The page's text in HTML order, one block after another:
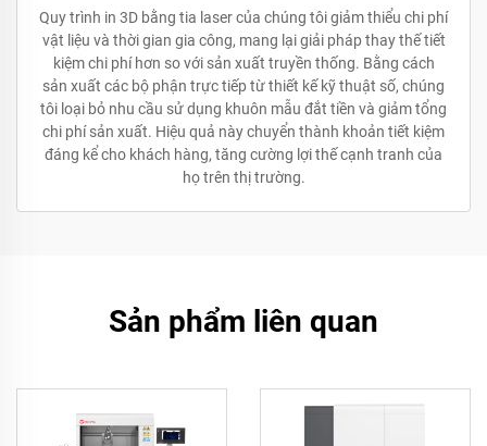
Quy trình in 3D bằng tia laser của chúng tôi giảm thiểu chi phí
vật liệu và thời gian gia công, mang lại giải pháp thay thế tiết
kiệm chi phí hơn so với sản xuất truyền thống. Bằng cách
sản xuất các bộ phận trực tiếp từ thiết kế kỹ thuật số, chúng
tôi loại bỏ nhu cầu sử dụng khuôn mẫu đắt tiền và giảm tổng
chi phí sản xuất. Hiệu quả này chuyển thành khoản tiết kiệm
đáng kể cho khách hàng, tăng cường lợi thế cạnh tranh của
họ trên thị trường.
Sản phẩm liên quan